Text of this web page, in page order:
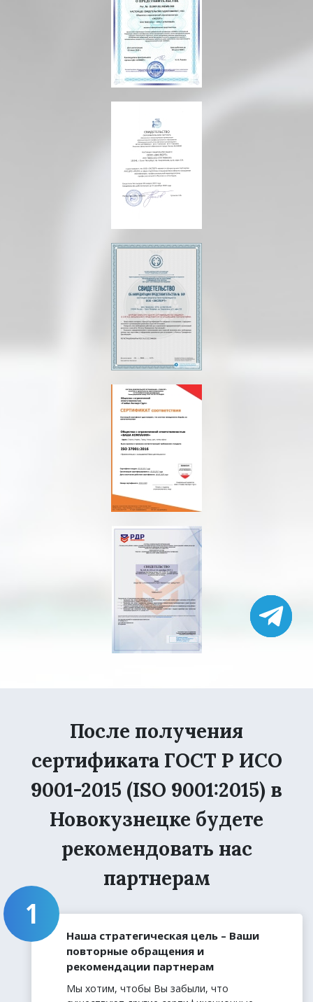
После получения
сертификата ГОСТ Р ИСО
9001-2015 (ISO 9001:2015) в
Новокузнецке будете
рекомендовать нас
партнерам
Наша стратегическая цель – Ваши
повторные обращения и
рекомендации партнерам
Мы хотим, чтобы Вы забыли, что